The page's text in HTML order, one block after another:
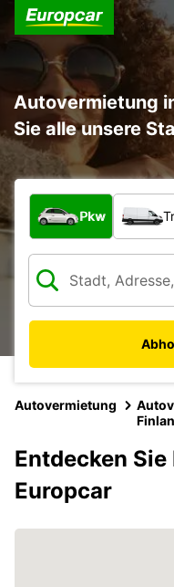
Autovermietung
Sie alle unsere
Welche Art von
Pkw
Autovermietung
Entdecken
Europcar